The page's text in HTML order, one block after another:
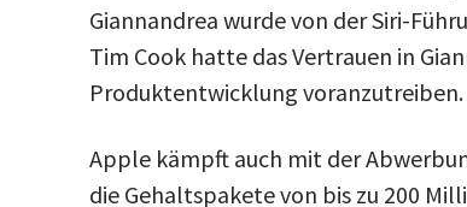
Giannandrea wurde von der Siri-
Tim Cook hatte das Vertrauen in
Produktentwicklung voranzutreiben.
Apple kämpft auch mit der
die Gehaltspakete von bis zu 200